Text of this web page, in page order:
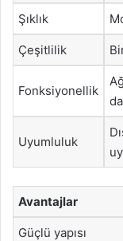
Şıklık
Çeşitlilik
Fonksiyonellik
Uyumluluk
Avantajlar
Güçlü yapısı